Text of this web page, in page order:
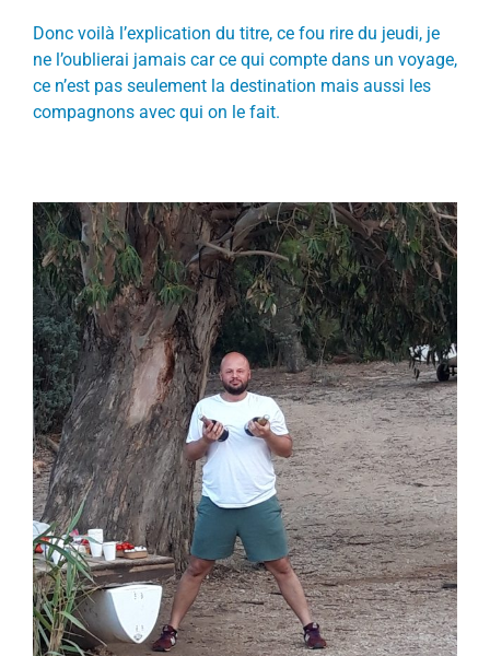
Donc voilà l’explication du titre, ce fou rire du jeudi, je
ne l’oublierai jamais car ce qui compte dans un voyage,
ce n’est pas seulement la destination mais aussi les
compagnons avec qui on le fait.